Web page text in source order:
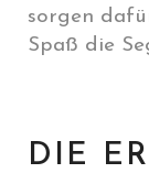
sorgen
Spaß die
DIE